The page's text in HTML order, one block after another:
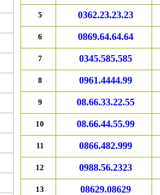
5 0362.23.23.23
6 0869.64.64.64
7 0345.585.585
8 0961.4444.99
9 08.66.33.22.55
10 08.66.44.55.99
11 0866.482.999
12 0988.56.2323
13 08629.08629